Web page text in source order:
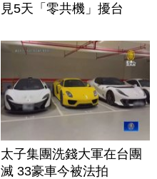
見5天「零共機」擾台
太子集團洗錢大軍在台團
滅 33豪車今被法拍